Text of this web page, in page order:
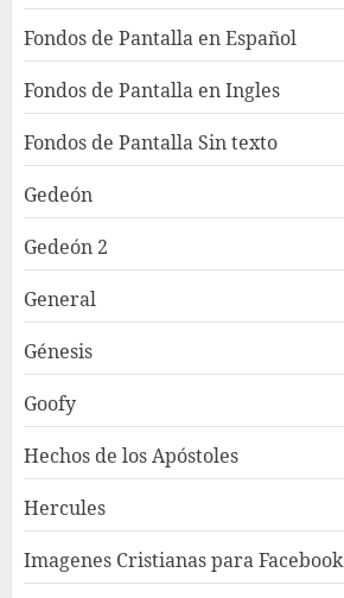
Fondos de Pantalla en Español
Fondos de Pantalla en Ingles
Fondos de Pantalla Sin texto
Gedeón
Gedeón 2
General
Génesis
Goofy
Hechos de los Apóstoles
Hercules
Imagenes Cristianas para Facebook